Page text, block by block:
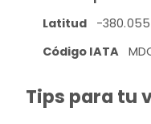
Latitud
-380.055
Código IATA
Tips para tu